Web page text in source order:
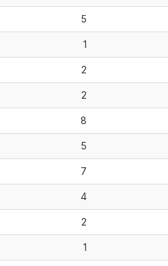
5
1
2
2
8
5
7
4
2
1